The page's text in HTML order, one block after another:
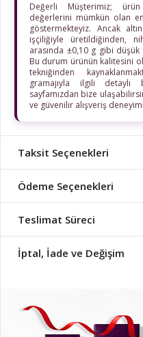
Değerli Müşterimiz;
değerlerini mümkün olan
göstermekteyiz. Ancak
işçiliğiyle üretildiğinden,
arasında ±0,10 g gibi düşük
Bu durum ürünün kalitesini
tekniğinden
gramajıyla ilgili
sayfamızdan bize
ve güvenilir alışveriş
Taksit Seçenekleri
Ödeme Seçenekleri
Teslimat Süreci
İptal, İade ve Değişim